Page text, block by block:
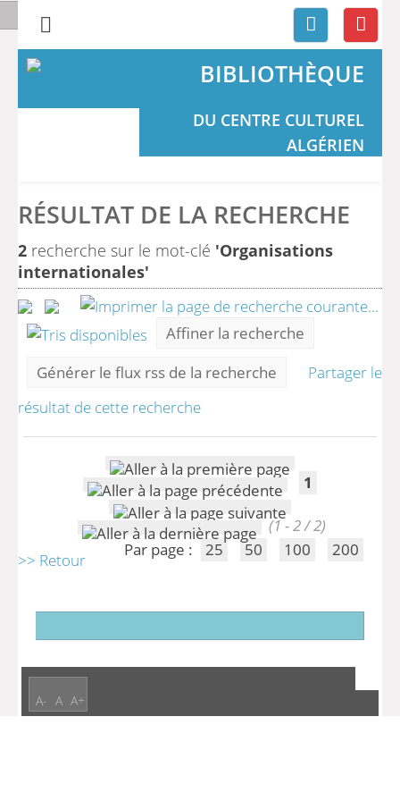
BIBLIOTHÈQUE
DU CENTRE CULTUREL
ALGÉRIEN
RÉSULTAT DE LA RECHERCHE
2 recherche sur le mot-clé 'Organisations
internationales'
Affiner la recherche
Générer le flux rss de la recherche
Partager le
résultat de cette recherche
1
(1 - 2 / 2)
Par page :
25 50 100 200
>> Retour
A- A A+